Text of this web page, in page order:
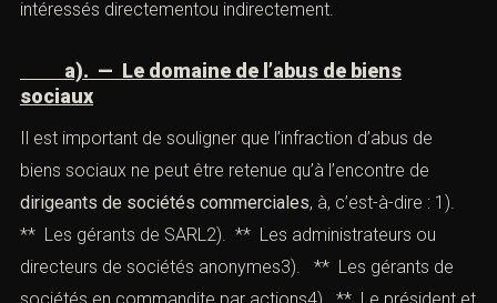
l’intérêt de celle-ci, à des fins personnelles ou pour
favoriserune autre société ou entreprise dans laquelle ils
sont intéressés directement ou indirectement ; 4)* Le
président, les administrateurs ou les directeurs généraux
d’une société anonyme de faire, de mauvaise foi, des
pouvoirsqu’ils possèdent ou des voix dont ils disposent,
en cette qualité, un usage qu’ils savent contraire aux
intérêts de la société, à des fins personnelles ou pour